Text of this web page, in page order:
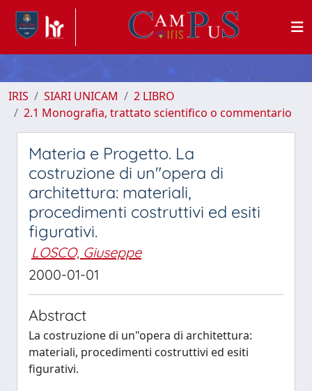
IRIS SIARI UNICAM
2 LIBRO
2.1 Monografia, trattato scientifico o commentario
Materia e Progetto. La
costruzione di un"opera di
architettura: materiali,
procedimenti costruttivi ed esiti
figurativi.
LOSCO, Giuseppe
2000-01-01
Abstract
La costruzione di un"opera di architettura:
materiali, procedimenti costruttivi ed esiti
figurativi.